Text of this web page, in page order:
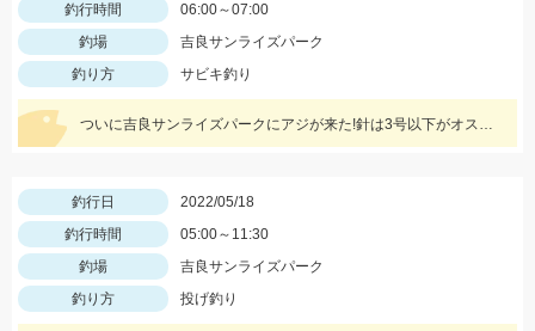
釣行時間
06:00～07:00
釣場
吉良サンライズパーク
釣り方
サビキ釣り
ついに吉良サンライズパークにアジが来た!針は3号以下がオススメ!サバは大漁!小型のメタルジグでも楽しめます♪
釣行日
2022/05/18
釣行時間
05:00～11:30
釣場
吉良サンライズパーク
釣り方
投げ釣り